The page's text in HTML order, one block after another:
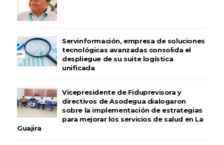
Servinformación, empresa de soluciones
tecnológicas avanzadas consolida el
despliegue de su suite logística
unificada
Vicepresidente de Fiduprevisora y
directivos de Asodegua dialogaron
sobre la implementación de estrategias
para mejorar los servicios de salud en La
Guajira